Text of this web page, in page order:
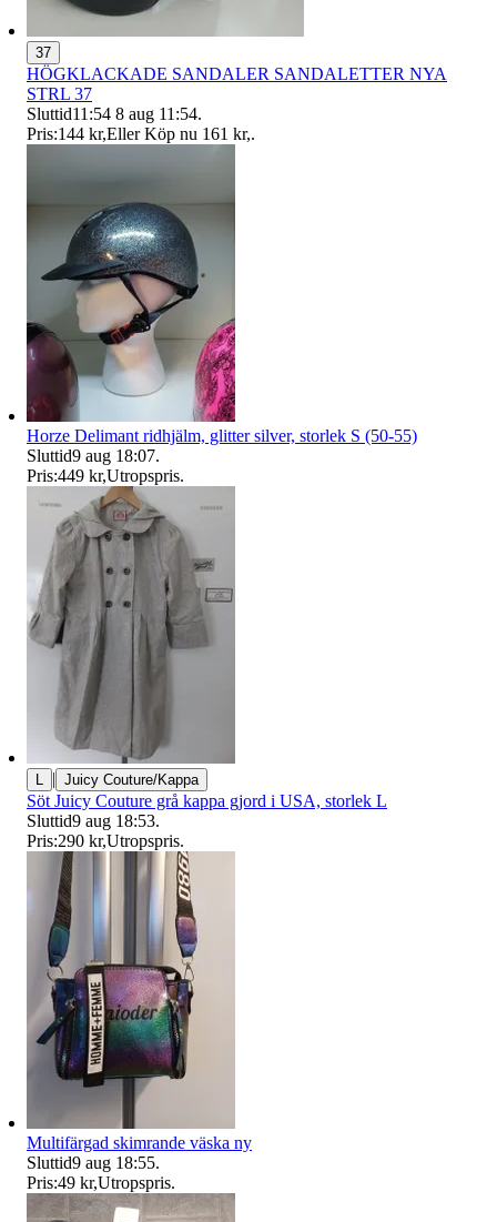
37
HÖGKLACKADE SANDALER SANDALETTER NYA
STRL 37
Sluttid11:54 8 aug 11:54.
Pris:144 kr,Eller Köp nu 161 kr,.
Horze Delimant ridhjälm, glitter silver, storlek S (50-55)
Sluttid9 aug 18:07.
Pris:449 kr,Utropspris.
| Juicy Couture/Kappa
Söt Juicy Couture grå kappa gjord i USA, storlek L
Sluttid9 aug 18:53.
Pris:290 kr,Utropspris.
Multifärgad skimrande väska ny
Sluttid9 aug 18:55.
Pris:49 kr,Utropspris.